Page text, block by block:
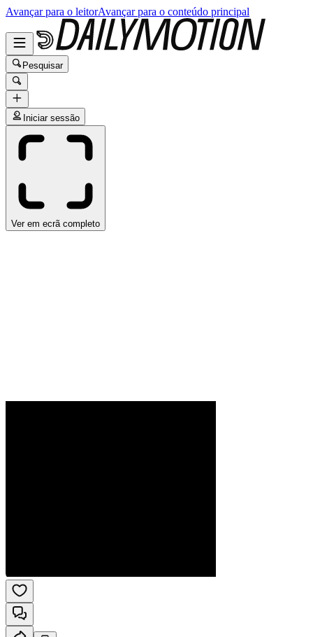
Avançar para o leitorAvançar para o conteúdo principal
Pesquisar
Iniciar sessão
Ver em ecrã completo